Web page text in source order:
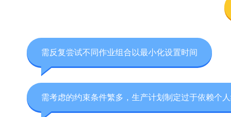
需反复尝试不同作业组合以最小化设置时间
需考虑的约束条件繁多，生产计划制定过于依赖个